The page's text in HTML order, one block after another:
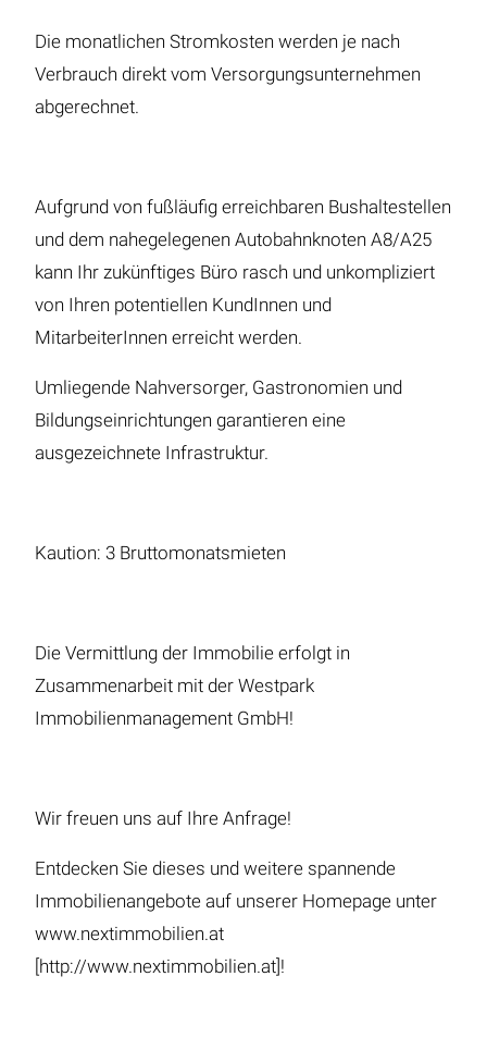
Die monatlichen Stromkosten werden je nach
Verbrauch direkt vom Versorgungsunternehmen
abgerechnet.
Aufgrund von fußläufig erreichbaren Bushaltestellen
und dem nahegelegenen Autobahnknoten A8/A25
kann Ihr zukünftiges Büro rasch und unkompliziert
von Ihren potentiellen KundInnen und
MitarbeiterInnen erreicht werden.
Umliegende Nahversorger, Gastronomien und
Bildungseinrichtungen garantieren eine
ausgezeichnete Infrastruktur.
Kaution: 3 Bruttomonatsmieten
Die Vermittlung der Immobilie erfolgt in
Zusammenarbeit mit der Westpark
Immobilienmanagement GmbH!
Wir freuen uns auf Ihre Anfrage!
Entdecken Sie dieses und weitere spannende
Immobilienangebote auf unserer Homepage unter
www.nextimmobilien.at
[http://www.nextimmobilien.at]!